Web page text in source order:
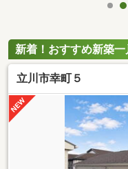
新着！おすすめ新築一
立川市幸町５